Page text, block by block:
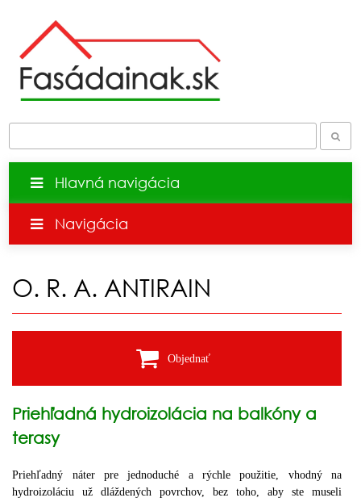
Hlavná navigácia
Navigácia
O. R. A. ANTIRAIN
Objednať
Priehľadná hydroizolácia na balkóny a
terasy
Priehľadný náter pre jednoduché a rýchle použitie, vhodný na
hydroizoláciu už dláždených povrchov, bez toho, aby ste museli